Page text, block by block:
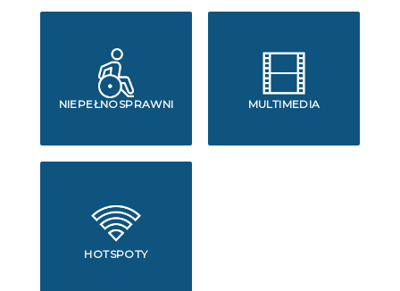
NIEPEŁNOSPRAWNI MULTIMEDIA
HOTSPOTY